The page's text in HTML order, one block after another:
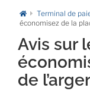
Terminal de
économisez de la
Avis sur
de